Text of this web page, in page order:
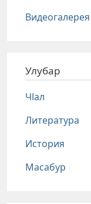
Видеогалерея
Улубар
Чlал
Литература
История
Масабур